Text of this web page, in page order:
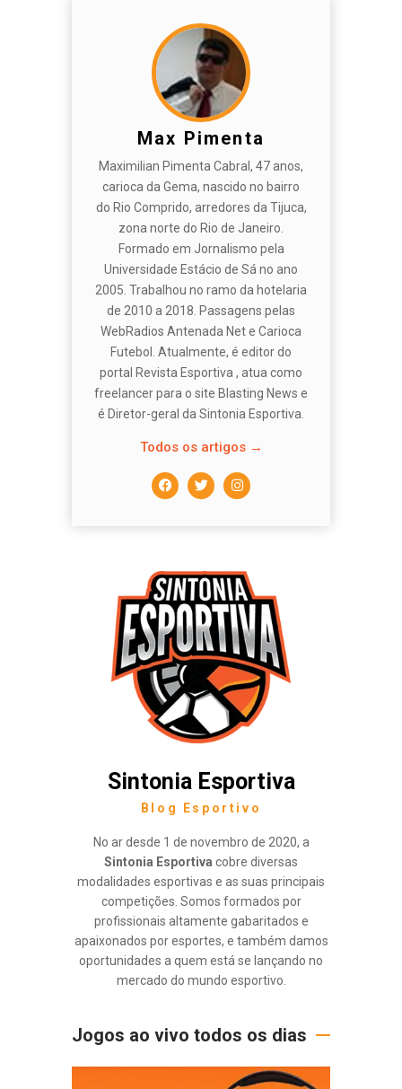
Max Pimenta
Maximilian Pimenta Cabral, 47 anos,
carioca da Gema, nascido no bairro
do Rio Comprido, arredores da Tijuca,
zona norte do Rio de Janeiro.
Formado em Jornalismo pela
Universidade Estácio de Sá no ano
2005. Trabalhou no ramo da hotelaria
de 2010 a 2018. Passagens pelas
WebRadios Antenada Net e Carioca
Futebol. Atualmente, é editor do
portal Revista Esportiva , atua como
freelancer para o site Blasting News e
é Diretor-geral da Sintonia Esportiva.
Todos os artigos →
Sintonia Esportiva
Blog Esportivo
No ar desde 1 de novembro de 2020, a
Sintonia Esportiva cobre diversas
modalidades esportivas e as suas principais
competições. Somos formados por
profissionais altamente gabaritados e
apaixonados por esportes, e também damos
oportunidades a quem está se lançando no
mercado do mundo esportivo.
Jogos ao vivo todos os dias